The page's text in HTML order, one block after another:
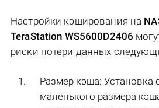
Настройки кэширования на
TeraStation WS5600D2406
риски потери данных
Размер кэша: Установка
маленького размера